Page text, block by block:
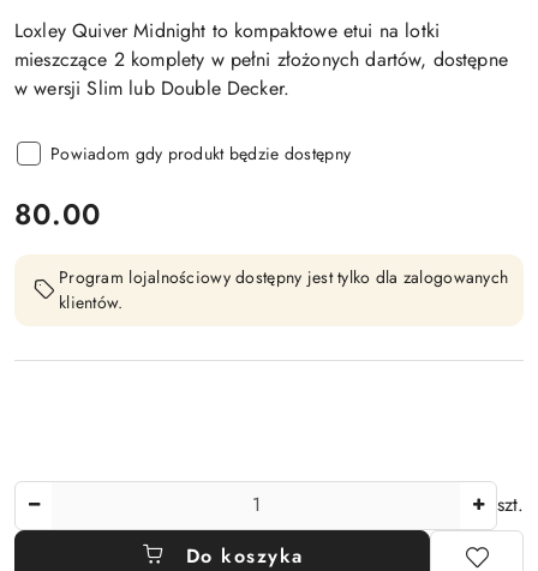
Loxley Quiver Midnight to kompaktowe etui na lotki
mieszczące 2 komplety w pełni złożonych dartów, dostępne
w wersji Slim lub Double Decker.
Powiadom gdy produkt będzie dostępny
cena:
80.00
Program lojalnościowy dostępny jest tylko dla zalogowanych
klientów.
szt.
Do koszyka